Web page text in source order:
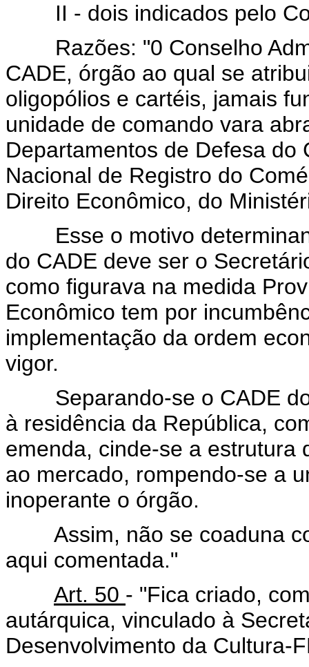
II - dois indicados pelo
Razões: "0 Conselho
CADE, órgão ao qual se
oligopólios e cartéis, jamais
unidade de comando vara
Departamentos de Defesa do
Nacional de Registro do
Direito Econômico, do
Esse o motivo
do CADE deve ser o
como figurava na medida
Econômico tem por
implementação da ordem
vigor.
Separando-se o CADE do
à residência da República,
emenda, cinde-se a estrutura
ao mercado, rompendo-se a
inoperante o órgão.
Assim, não se coaduna
aqui comentada."
Art. 50 - "Fica criado,
autárquica, vinculado à
Desenvolvimento da Cultura-